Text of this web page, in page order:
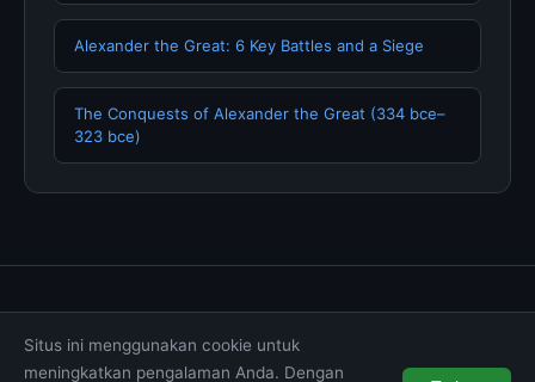
Alexander the Great: 6 Key Battles and a Siege
The Conquests of Alexander the Great (334 bce–
323 bce)
Syarat & Ketentuan
Situs ini menggunakan cookie untuk
meningkatkan pengalaman Anda. Dengan